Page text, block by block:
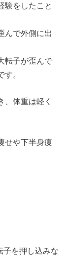
験をしたこと
んで外側に出
転子が歪んで
。
、体重は軽く
せや下半身痩
子を押し込みな